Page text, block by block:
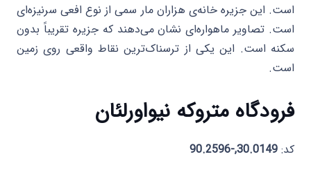
است. این جزیره خانه‌ی هزاران مار سمی از نوع افعی سرنیزه‌ای
است. تصاویر ماهواره‌ای نشان می‌دهند که جزیره تقریباً بدون
سکنه است. این یکی از ترسناک‌ترین نقاط واقعی روی زمین
است.
فرودگاه متروکه نیواورلئان
کد: 30.0149,-90.2596